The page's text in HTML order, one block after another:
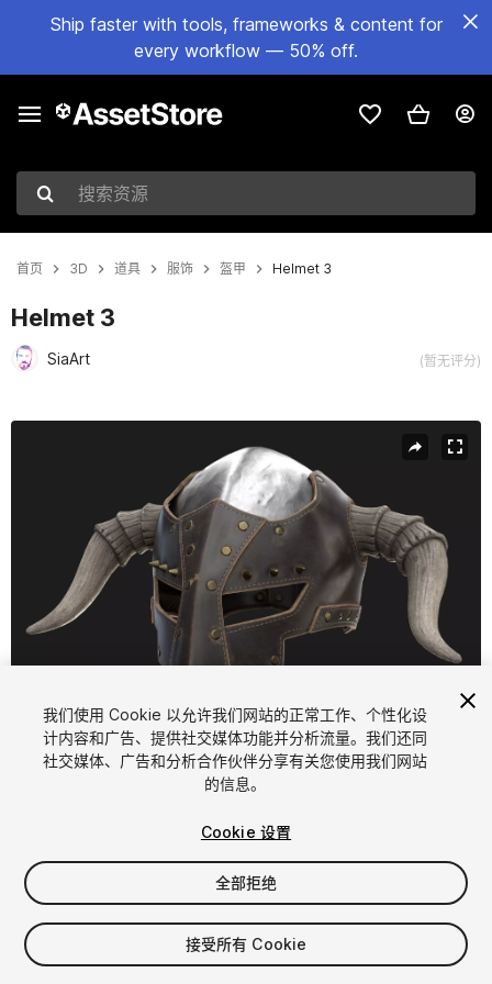
Ship faster with tools, frameworks & content for
every workflow — 50% off.
搜索资源
首页 3D 道具 服饰 盔甲 Helmet 3
Helmet 3
SiaArt (暂无评分)
1/35
$19
增值税将在结算时计算
我们使用 Cookie 以允许我们网站的正常工作、个性化设
计内容和广告、提供社交媒体功能并分析流量。我们还同
社交媒体、广告和分析合作伙伴分享有关您使用我们网站
的信息。
Cookie 设置
全部拒绝
接受所有 Cookie